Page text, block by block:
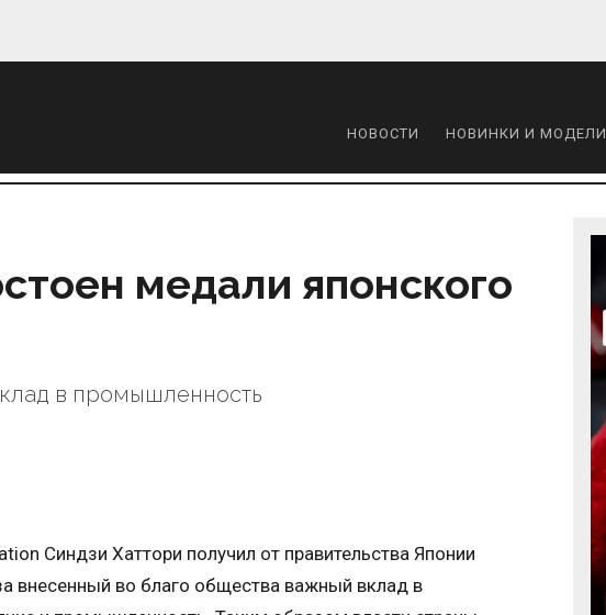
НОВОСТИ НОВИНКИ И МОДЕЛИ
медали японского
в промышленность
Синдзи Хаттори получил от правительства Японии
внесенный во благо общества важный вклад в